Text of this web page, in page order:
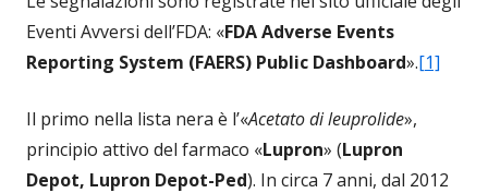
Eventi Avversi dell’FDA: «FDA Adverse Events
Reporting System (FAERS) Public Dashboard».[1]
Il primo nella lista nera è l’«Acetato di leuprolide»,
principio attivo del farmaco «Lupron» (Lupron
Depot, Lupron Depot-Ped). In circa 7 anni, dal 2012